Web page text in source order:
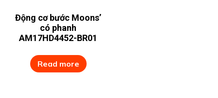
Động cơ bước Moons’
có phanh
AM17HD4452-BR01
Read more